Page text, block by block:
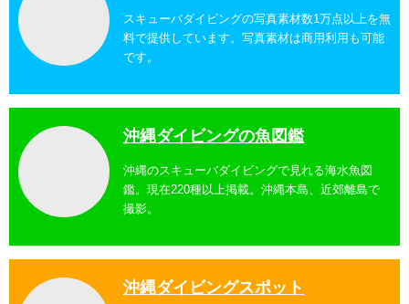
スキューバダイビングの写真素材数1万点以上を無
料で提供しています。写真素材は商用利用も可能
です。
沖縄ダイビングの魚図鑑
沖縄のスキューバダイビングで見れる海水魚図
鑑。現在220種以上掲載。沖縄本島、近郊離島で
撮影。
沖縄ダイビングスポット